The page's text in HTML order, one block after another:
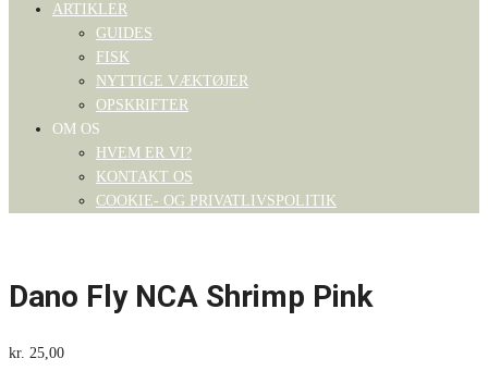
ARTIKLER
GUIDES
FISK
NYTTIGE VÆKTØJER
OPSKRIFTER
OM OS
HVEM ER VI?
KONTAKT OS
COOKIE- OG PRIVATLIVSPOLITIK
Dano Fly NCA Shrimp Pink
kr. 25,00